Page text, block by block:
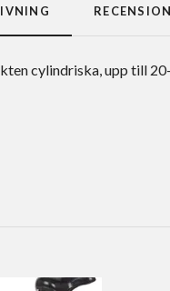
cylindriska, upp till